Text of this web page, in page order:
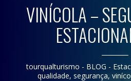
VINÍCOLA –
tourqualturismo - BLOG -
qualidade, segurança,